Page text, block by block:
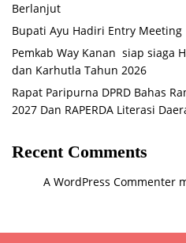
Berlanjut
Bupati Ayu Hadiri Entry
Pemkab Way Kanan siap siaga
dan Karhutla Tahun 2026
Rapat Paripurna DPRD Bahas
2027 Dan RAPERDA Literasi
Recent Comments
A WordPress Commenter